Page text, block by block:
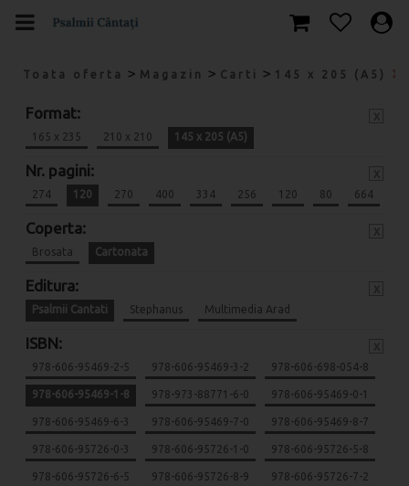
Toata oferta > Magazin > Carti > 145 x 205 (A5)
Format:
165 x 235 210 x 210 145 x 205 (A5)
Nr. pagini:
274 120 270 400 334 256 120 80 664
Coperta:
Brosata Cartonata
Editura:
Psalmii Cantati Stephanus Multimedia Arad
ISBN:
978-606-95469-2-5 978-606-95469-3-2 978-606-698-054-8
978-606-95469-1-8 978-973-88771-6-0 978-606-95469-0-1
978-606-95469-6-3 978-606-95469-7-0 978-606-95469-8-7
978-606-95726-0-3 978-606-95726-1-0 978-606-95726-5-8
978-606-95726-6-5 978-606-95726-8-9 978-606-95726-7-2